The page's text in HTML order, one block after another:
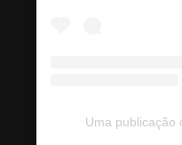
Uma publicação